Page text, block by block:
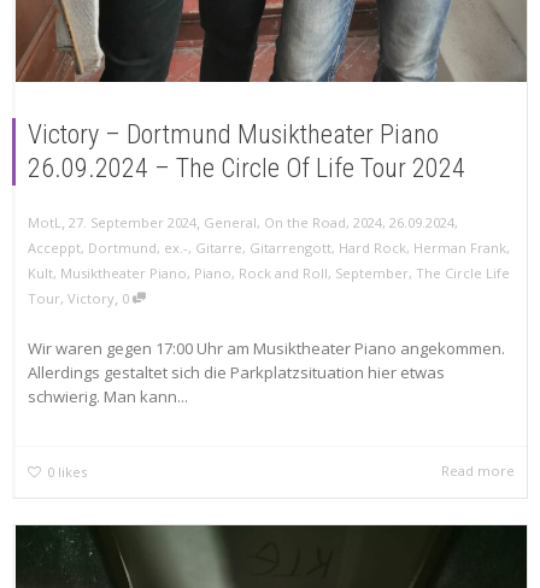
Victory – Dortmund Musiktheater Piano
26.09.2024 – The Circle Of Life Tour 2024
MotL, 27. September 2024, General, On the Road, 2024, 26.09.2024,
Acceppt, Dortmund, ex.-, Gitarre, Gitarrengott, Hard Rock, Herman Frank,
Kult, Musiktheater Piano, Piano, Rock and Roll, September, The Circle Life
Tour, Victory, 0
Wir waren gegen 17:00 Uhr am Musiktheater Piano angekommen.
Allerdings gestaltet sich die Parkplatzsituation hier etwas
schwierig. Man kann...
0 likes Read more